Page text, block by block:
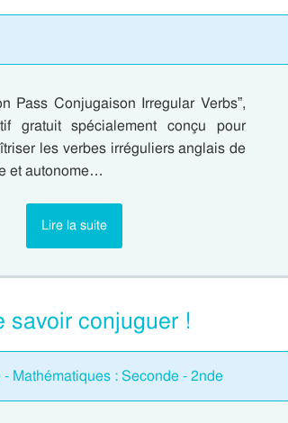
Pass Conjugaison Irregular Verbs”,
gratuit spécialement conçu pour
les verbes irréguliers anglais de
et autonome…
Lire la suite
savoir conjuguer !
Mathématiques : Seconde - 2nde